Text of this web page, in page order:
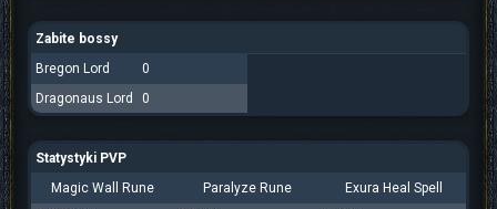
Zabite bossy
Bregon Lord
0
Dragonaus Lord
0
Statystyki PVP
Magic Wall Rune
Paralyze Rune
Exura Heal Spell